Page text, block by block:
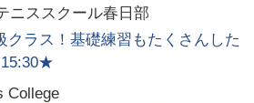
ニススクール春日部
クラス！基礎練習もたくさんした
College